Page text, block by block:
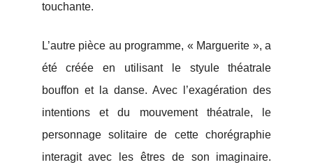
touchante.
L’autre pièce au programme, « Marguerite », a
été créée en utilisant le styule théatrale
bouffon et la danse. Avec l’exagération des
intentions et du mouvement théatrale, le
personnage solitaire de cette chorégraphie
interagit avec les êtres de son imaginaire.